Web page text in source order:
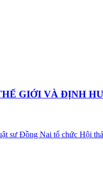
GIỚI VÀ ĐỊNH
sư Đồng Nai tổ chức Hội